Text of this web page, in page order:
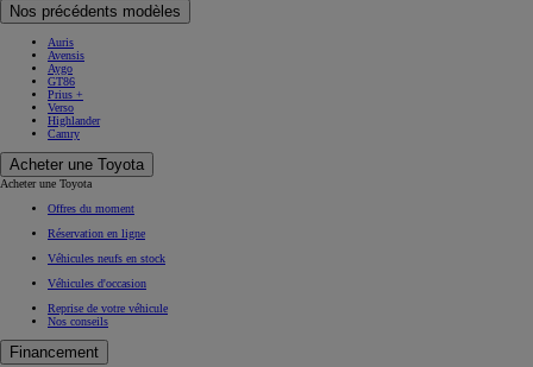
Nos précédents modèles
Auris
Avensis
Aygo
GT86
Prius +
Verso
Highlander
Camry
Acheter une Toyota
Acheter une Toyota
Offres du moment
Réservation en ligne
Véhicules neufs en stock
Véhicules d'occasion
Reprise de votre véhicule
Nos conseils
Financement